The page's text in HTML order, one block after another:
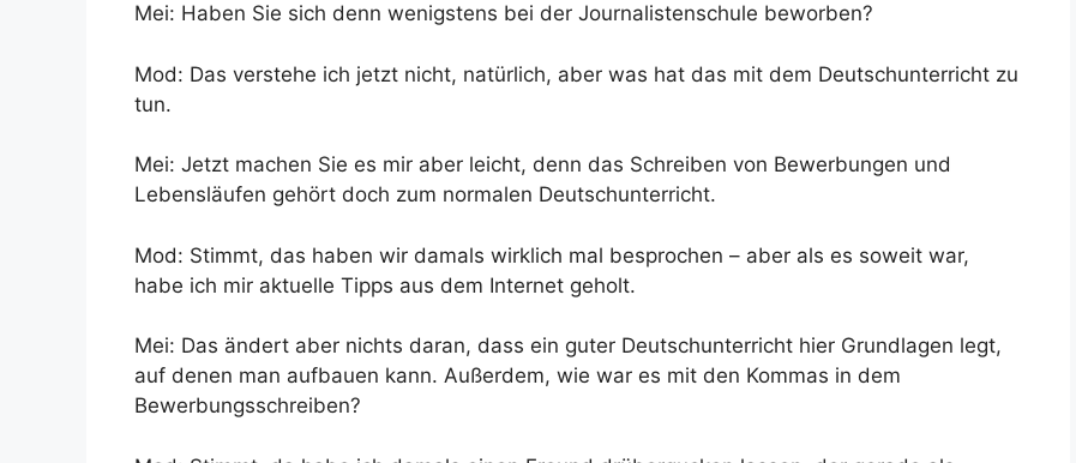
Mei: Haben Sie sich denn wenigstens bei der Journalistenschule beworben?
Mod: Das verstehe ich jetzt nicht, natürlich, aber was hat das mit dem Deutschunterricht zu
tun.
Mei: Jetzt machen Sie es mir aber leicht, denn das Schreiben von Bewerbungen und
Lebensläufen gehört doch zum normalen Deutschunterricht.
Mod: Stimmt, das haben wir damals wirklich mal besprochen – aber als es soweit war,
habe ich mir aktuelle Tipps aus dem Internet geholt.
Mei: Das ändert aber nichts daran, dass ein guter Deutschunterricht hier Grundlagen legt,
auf denen man aufbauen kann. Außerdem, wie war es mit den Kommas in dem
Bewerbungsschreiben?